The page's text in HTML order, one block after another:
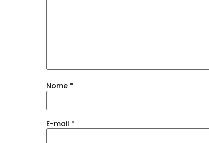
Nome *
E-mail *